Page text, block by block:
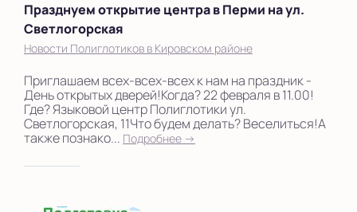
Празднуем открытие центра в Перми на ул.
Светлогорская
Новости Полиглотиков в Кировском районе
Приглашаем всех-всех-всех к нам на праздник -
День открытых дверей!Когда? 22 февраля в 11.00!
Где? Языковой центр Полиглотики ул.
Светлогорская, 11Что будем делать? Веселиться!А
также познако... Подробнее →